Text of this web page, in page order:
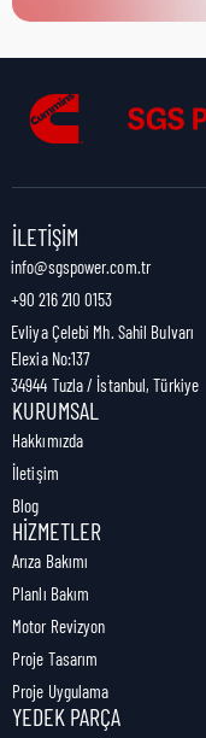
Nakliye Uzunluğu:
Nakliye Ağırlığı:
İLETIŞIM
info@sgspower.com.tr
+90 216 210 0153
Evliya Çelebi Mh. Sahil Bulvarı
Elexia No:137
34944 Tuzla / İstanbul, Türkiye
KURUMSAL
Hakkımızda
İletişim
Blog
HIZMETLER
Arıza Bakımı
Planlı Bakım
Motor Revizyon
Proje Tasarım
Proje Uygulama
YEDEK PARÇA